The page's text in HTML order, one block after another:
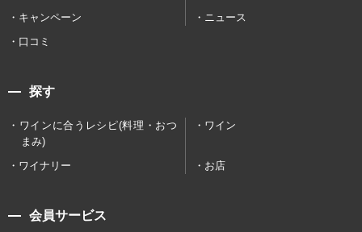
キャンペーン
ニュース
口コミ
探す
ワインに合うレシピ(料理・おつ
まみ)
ワイン
ワイナリー お店
会員サービス